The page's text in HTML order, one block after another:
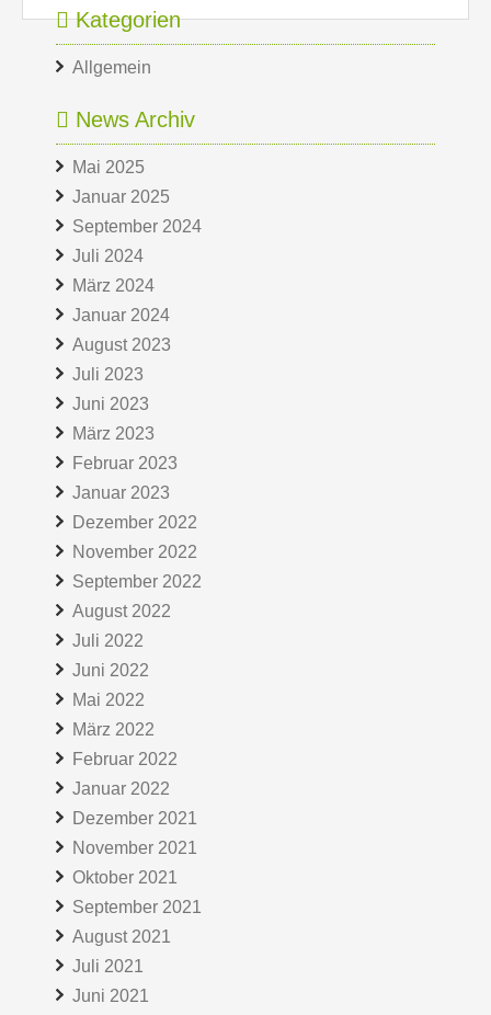
Kategorien
Allgemein
News Archiv
Mai 2025
Januar 2025
September 2024
Juli 2024
März 2024
Januar 2024
August 2023
Juli 2023
Juni 2023
März 2023
Februar 2023
Januar 2023
Dezember 2022
November 2022
September 2022
August 2022
Juli 2022
Juni 2022
Mai 2022
März 2022
Februar 2022
Januar 2022
Dezember 2021
November 2021
Oktober 2021
September 2021
August 2021
Juli 2021
Juni 2021